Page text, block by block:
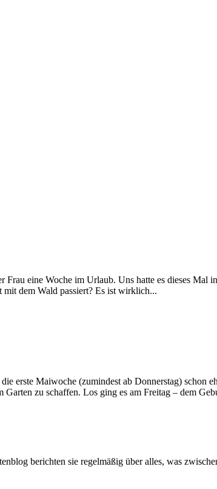
Frau eine Woche im Urlaub. Uns hatte es dieses
mit dem Wald passiert? Es ist wirklich...
erste Maiwoche (zumindest ab Donnerstag) schon
zu schaffen. Los ging es am Freitag – dem
berichten sie regelmäßig über alles, was